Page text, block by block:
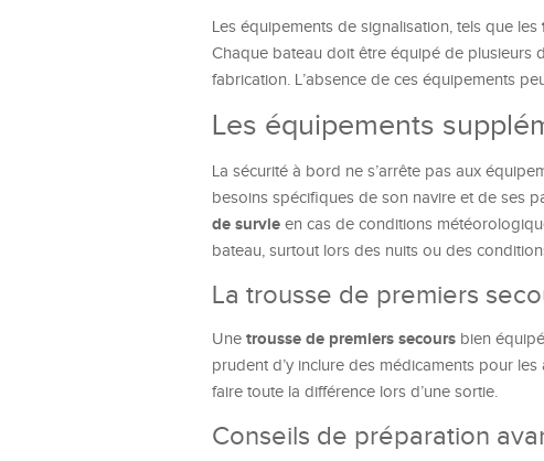
Les équipements de signalisation, tels que les
Chaque bateau doit être équipé de plusieurs
fabrication. L’absence de ces équipements
Les équipements
La sécurité à bord ne s’arrête pas aux
besoins spécifiques de son navire et de ses
de survie en cas de conditions
bateau, surtout lors des nuits ou des
La trousse de premiers
Une trousse de premiers secours bien
prudent d’y inclure des médicaments pour
faire toute la différence lors d’une sortie.
Conseils de préparation